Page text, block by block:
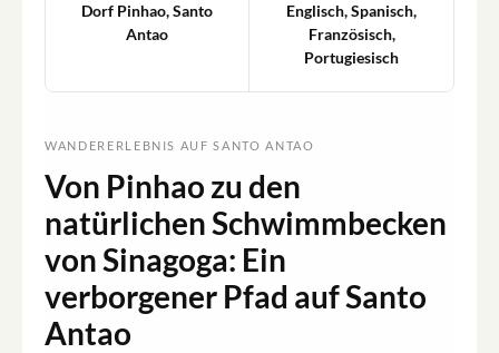
Dorf Pinhao, Santo
Antao
Englisch, Spanisch,
Französisch,
Portugiesisch
WANDERERLEBNIS AUF SANTO ANTAO
Von Pinhao zu den
natürlichen Schwimmbecken
von Sinagoga: Ein
verborgener Pfad auf Santo
Antao